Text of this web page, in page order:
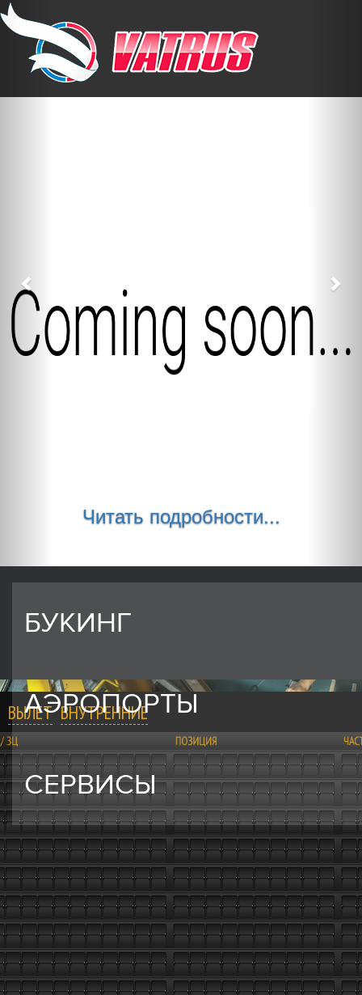
Читать подробности...
БУКИНГ
АЭРОПОРТЫ
СЕРВИСЫ
ВЫЛЕТ ВНУТРЕННИЕ